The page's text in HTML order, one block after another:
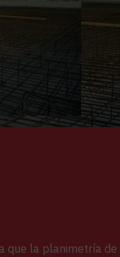
la planimetría